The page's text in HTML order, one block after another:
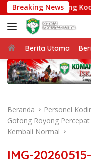
Langsung
ke
konten
Breaking News
Gantung Kodim
Beranda
Berita Utama
Beranda
Personel
Gotong Royong
Kembali Normal
IMG-